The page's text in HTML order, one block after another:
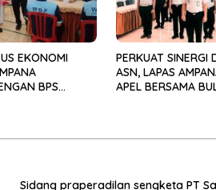
EKONOMI
BPS
PERKUAT SINERGI
ASN, LAPAS
APEL BERSAMA
Sidang praperadilan sengketa PT